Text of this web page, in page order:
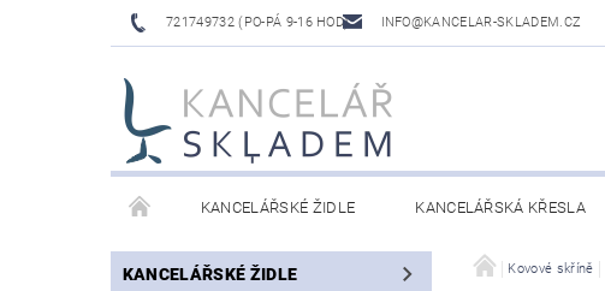
721749732 (PO-PÁ 9-16 HOD) INFO@KANCELAR-SKLADEM.CZ
KANCELÁŘSKÉ ŽIDLE KANCELÁŘSKÁ KŘESLA
LAVICE DO ČEKÁREN VÝŠKOVĚ NASTAVITELNÉ STOLY
KANCELÁŘSKÉ ŽIDLE Kovové skříně